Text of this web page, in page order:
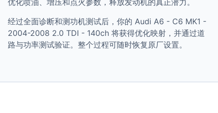
优化喷油、增压和点火参数，释放发动机的真正潜力。
经过全面诊断和测功机测试后，你的 Audi A6 - C6 MK1 -
2004-2008 2.0 TDI - 140ch 将获得优化映射，并通过道
路与功率测试验证。整个过程可随时恢复原厂设置。